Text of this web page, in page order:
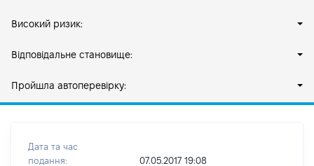
Високий ризик:
Відповідальне становище:
Пройшла автоперевірку:
Дата та час
подання:
07.05.2017 19:08